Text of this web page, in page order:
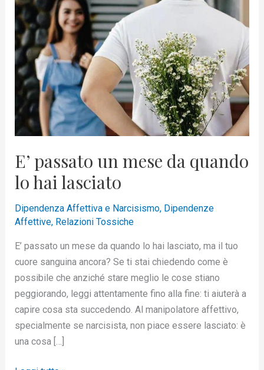
E’ passato un mese da quando
lo hai lasciato
Dipendenza Affettiva e Narcisismo, Dipendenze
Affettive, Relazioni Tossiche
E’ passato un mese da quando lo hai lasciato, ma il tuo
cuore sanguina ancora? Se ti stai chiedendo come è
possibile che anziché stare meglio le cose stiano
peggiorando, leggi attentamente fino alla fine: ti aiuterà a
capire cosa sta succedendo. Al manipolatore affettivo,
specialmente se narcisista, non piace essere lasciato: è
una cosa […]
passato
un
mese
da
quando
lo
hai
lasciato